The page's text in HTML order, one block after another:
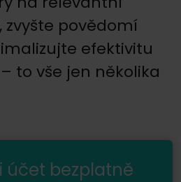
zvyšte povědomí
efektivitu
to vše jen několika
účet bezplatně